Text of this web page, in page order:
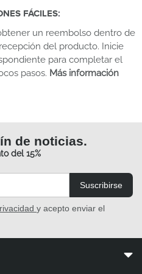
FÁCILES:
un reembolso dentro de
del producto. Inicie
para completar el
pasos. Más información
de noticias.
del 15%
Suscribirse
y acepto enviar el